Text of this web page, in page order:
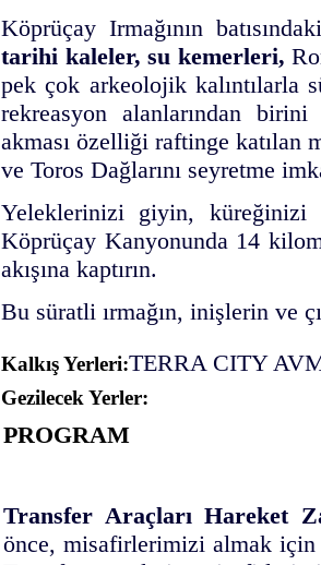
Köprüçay Irmağının
tarihi kaleler, su kemerleri,
pek çok arkeolojik kalıntılarla
rekreasyon alanlarından
akması özelliği raftinge katılan
ve Toros Dağlarını seyretme
Yeleklerinizi giyin,
Köprüçay Kanyonunda 14
akışına kaptırın.
Bu süratli ırmağın, inişlerin ve
Kalkış Yerleri:TERRA CITY
Gezilecek Yerler:
PROGRAM
Transfer Araçları Hareket
önce, misafirlerimizi almak